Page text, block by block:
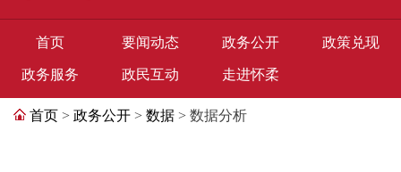
首页 要闻动态 政务公开 政策兑现
政务服务 政民互动 走进怀柔
首页 > 政务公开 > 数据 > 数据分析